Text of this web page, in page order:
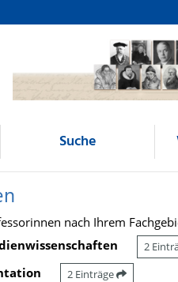
Suche
nach Ihrem
2
2 Einträge